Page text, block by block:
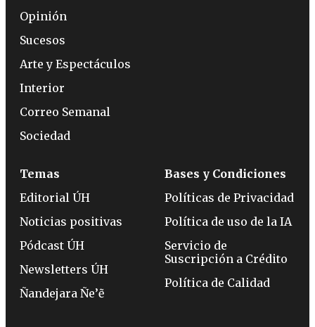
Opinión
Sucesos
Arte y Espectáculos
Interior
Correo Semanal
Sociedad
Temas
Editorial ÚH
Noticias positivas
Pódcast ÚH
Newsletters ÚH
Ñandejara Ñe’ẽ
Bases y Condiciones
Políticas de Privacidad
Política de uso de la IA
Servicio de
Suscripción a Crédito
Política de Calidad